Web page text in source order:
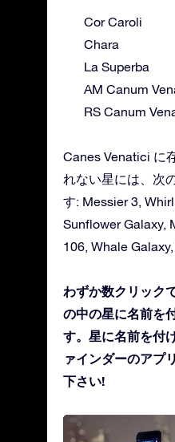
Cor Caroli
Chara
La Superba
AM Canum
RS Canum
Canes Venatici に
れない星には、次
す: Messier 3,
Sunflower Galaxy,
106, Whale
わずか数クリック
の中の星に名前を
す。星に名前を付
ァインダーのアプ
下さい!